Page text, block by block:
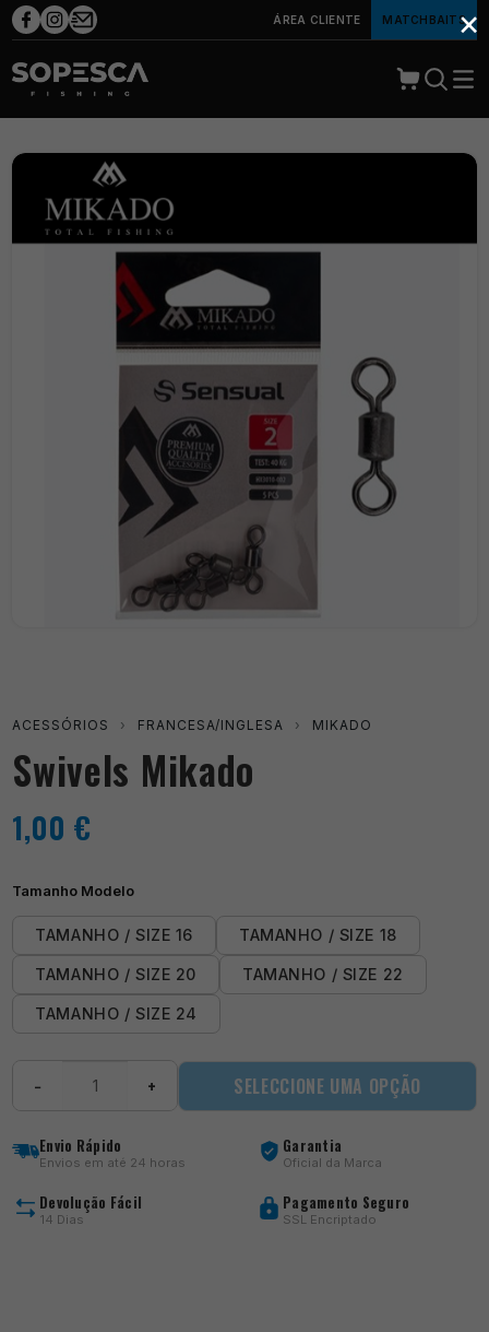
ÁREA CLIENTE MATCHBAITS
ACESSÓRIOS › FRANCESA/INGLESA › MIKADO
Swivels Mikado
1,00 €
Tamanho Modelo
TAMANHO / SIZE 16 TAMANHO / SIZE 18
TAMANHO / SIZE 20 TAMANHO / SIZE 22
TAMANHO / SIZE 24
− + SELECCIONE UMA OPÇÃO
Envio Rápido
Envios em até 24 horas
Garantia
Oficial da Marca
Devolução Fácil
14 Dias
Pagamento Seguro
SSL Encriptado
×